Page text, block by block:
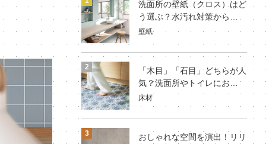
洗面所の壁紙（クロス）はど
う選ぶ？水汚れ対策から…
壁紙
「木目」「石目」どちらが人
気？洗面所やトイレにお…
床材
おしゃれな空間を演出！リリ